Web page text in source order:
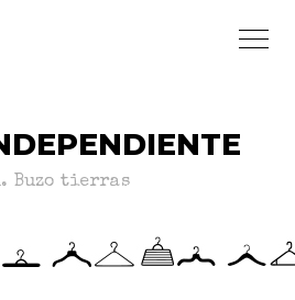
Buzo tierras